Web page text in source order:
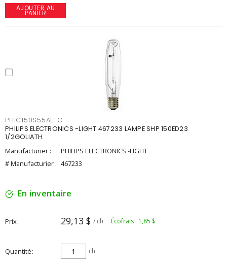
AJOUTER AU
PANIER
PHIC150S55ALTO
PHILIPS ELECTRONICS -LIGHT 467233 LAMPE SHP 150ED23
1/2GOLIATH
Manufacturier :
PHILIPS ELECTRONICS -LIGHT
# Manufacturier : 467233
En inventaire
Prix 29,13 $ / ch Écofrais : 1,85 $
Quantité ch